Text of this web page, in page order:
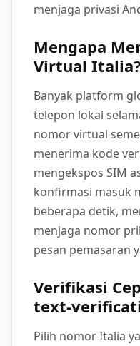
menjaga privasi
Mengapa
Virtual Italia?
Banyak platform
telepon lokal
nomor virtual
menerima kode
mengekspos SIM
konfirmasi masuk
beberapa detik,
menjaga nomor
pesan pemasaran
Verifikasi
text-
Pilih nomor Italia